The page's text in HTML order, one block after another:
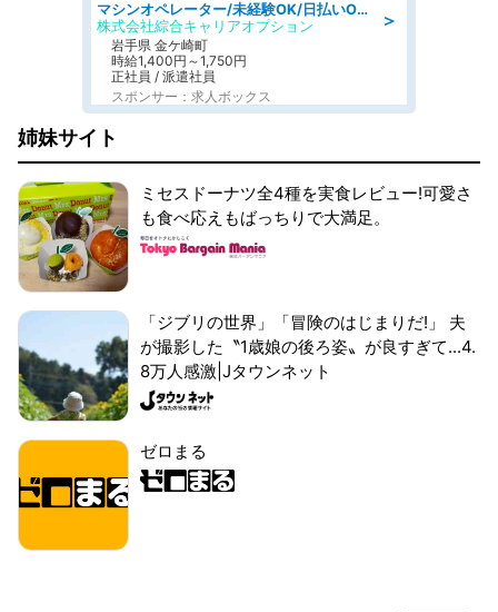
＞
マシンオペレーター/未経験OK/日払いOK/寮完備/交替制/20・30・40代活躍中
株式会社綜合キャリアオプション
岩手県 金ケ崎町
時給1,400円～1,750円
正社員 / 派遣社員
スポンサー：求人ボックス
姉妹サイト
ミセスドーナツ全4種を実食レビュー!可愛さ
も食べ応えもばっちりで大満足。
「ジブリの世界」「冒険のはじまりだ!」 夫
が撮影した〝1歳娘の後ろ姿〟が良すぎて...4.
8万人感激|Jタウンネット
ゼロまる